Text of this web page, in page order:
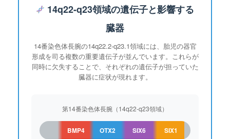
14q22-q23領域の遺伝子と影響する
臓器
14番染色体長腕の14q22.2-q23.1領域には、胎児の器官
形成を司る複数の重要遺伝子が並んでいます。これらが
同時に欠失することで、それぞれの遺伝子が担っていた
臓器に症状が現れます。
第14番染色体長腕（14q22-q23領域）
BMP4 OTX2 SIX6 SIX1